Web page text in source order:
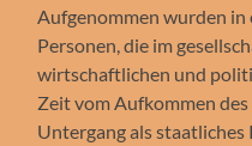
Aufgenommen wurden
Personen, die im
wirtschaftlichen und
Zeit vom Aufkommen des
Untergang als staatliches